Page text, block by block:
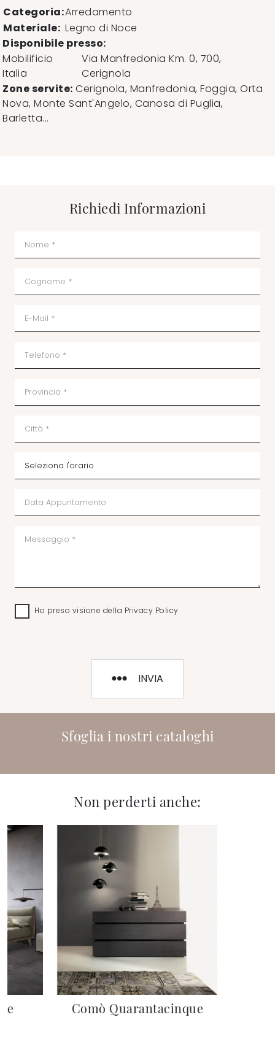
Categoria:Arredamento
Materiale: Legno di Noce
Disponibile presso:
Mobilificio
Italia
Via Manfredonia Km. 0, 700,
Cerignola
Zone servite: Cerignola, Manfredonia, Foggia, Orta
Nova, Monte Sant'Angelo, Canosa di Puglia,
Barletta...
Sfoglia i nostri cataloghi
Richiedi Informazioni
Ho preso visione della Privacy Policy
INVIA
Non perderti anche:
Comò Quarantacinque